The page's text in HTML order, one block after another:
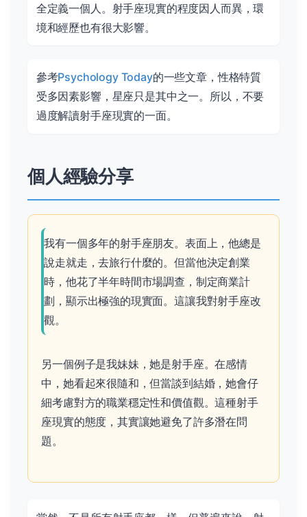
全定義一個人。射手座現實的程度因人而異，環
境和經歷也有很大影響。
參考Psychology Today的一些文章，性格特質
受多因素影響，星座只是其中之一。所以，不要
過度解讀射手座現實的一面。
個人經驗分享
我有一個多年的射手座朋友。表面上，他總是
說走就走，去旅行什麼的。但當他決定創業
時，他花了半年時間市場調查，制定商業計
劃，顯示出極強的現實面。這讓我對射手座改
觀。
另一個例子是我妹妹，她是射手座。在感情
中，她看起來很隨和，但當談到結婚，她會仔
細考慮對方的職業穩定性和價值觀。這種射手
座現實的態度，其實讓她避免了許多潛在問
題。